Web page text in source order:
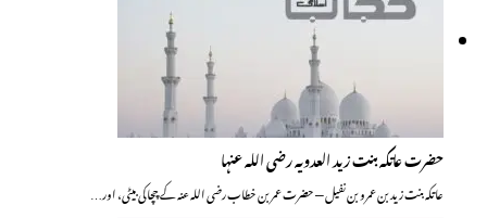
حضرت عاتکہ بنت زید العدویہ رضی اللہ عنہا
عاتکہ بنت زید بن عمرو بن نفیل — حضرت عمر بن خطاب رضی اللہ عنہ کے چچا کی بیٹی، اور…